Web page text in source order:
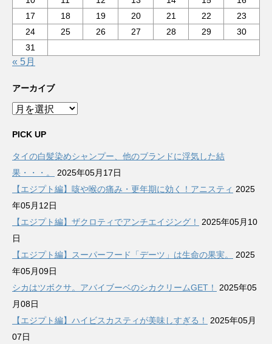
17
18 19 20 21 22
23
24
25 26 27 28 29
30
31
« 5月
アーカイブ
ア
カ
ブ
PICK UP
タイの白髪染めシャンプー、他のブランドに浮気した結
果・・・。
2025年05月17日
【エジプト編】咳や喉の痛み・更年期に効く！アニスティ 2025
年05月12日
【エジプト編】ザクロティでアンチエイジング！
2025年05月10
日
【エジプト編】スーパーフード「デーツ」は生命の果実。
2025
年05月09日
シカはツボクサ。アバイブーベのシカクリームGET！
2025年05
月08日
【エジプト編】ハイビスカスティが美味しすぎる！
2025年05月
07日